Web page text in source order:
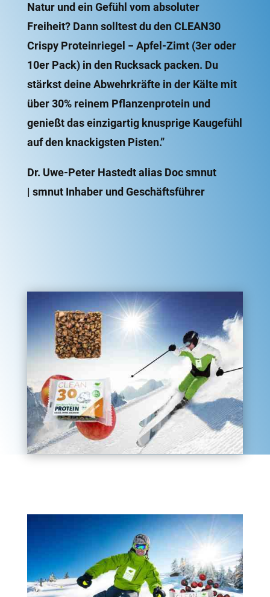
Natur und ein Gefühl vom absoluter
Freiheit? Dann solltest du denCLEAN30
Crispy Prote­in­riegel − Apfel-Zimt (3er oder
10er Pack) in den Rucksack packen. Du
stärkst deine Abwehr­kräfte in der Kälte mit
über 30% reinem Pflan­zen­protein und
genießt das einzig­artig knusprige Kaugefühl
auf den knackigsten Pisten.”
Dr. Uwe-Peter Hastedt alias Doc smnut
| smnut Inhaber und Geschäftsführer